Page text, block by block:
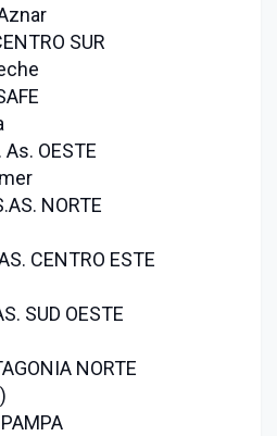
SUR
As. OESTE
NORTE
CENTRO ESTE
SUD OESTE
NORTE